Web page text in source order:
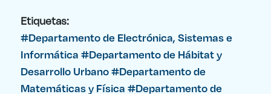
Etiquetas:
#Departamento de Electrónica, Sistemas e
Informática#Departamento de Hábitat y
Desarrollo Urbano#Departamento de
Matemáticas y Física#Departamento de